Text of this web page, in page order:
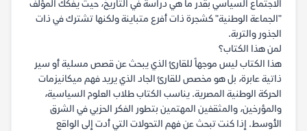
الاجتماع السياسي بقدر ما هي دراسة في التاريخ، حيث يفكك المؤلف
"الجماعة الوطنية" كشجرة ذات أفرع متباينة ولكنها تشترك في ذات
الجذور والتربة.
لمن هذا الكتاب؟
هذا الكتاب ليس موجهاً للقارئ الذي يبحث عن قصص مسلية أو سير
ذاتية عابرة، بل هو مخصص للقارئ الجاد الذي يريد فهم ميكانيزمات
الحركة الوطنية المصرية. يناسب الكتاب طلاب العلوم السياسية،
والمؤرخين، والمثقفين المهتمين بتطور الفكر الحزبي في الشرق
الأوسط. إذا كنت تبحث عن فهم التحولات التي أدت إلى الواقع